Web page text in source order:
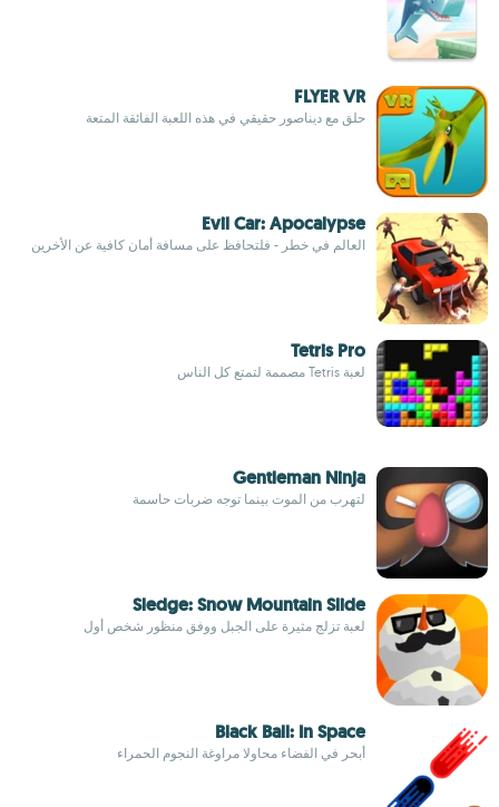
FLYER VR
حلق مع ديناصور حقيقي في هذه اللعبة الفائقة المتعة
Evil Car: Apocalypse
العالم في خطر - فلتحافظ على مسافة أمان كافية عن الأخرين
Tetris Pro
لعبة Tetris مصممة لتمتع كل الناس
Gentleman Ninja
لتهرب من الموت بينما توجه ضربات حاسمة
Sledge: Snow Mountain Slide
لعبة تزلج مثيرة على الجبل ووفق منظور شخص أول
Black Ball: In Space
أبحر في الفضاء محاولا مراوغة النجوم الحمراء